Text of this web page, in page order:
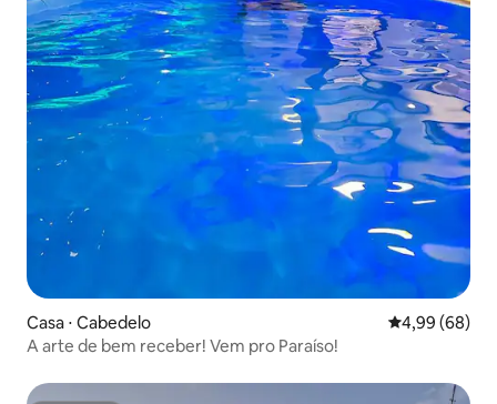
Casa ⋅ Cabedelo 4,99 de uma
4,99 (68)
A arte de bem receber! Vem pro Paraíso!